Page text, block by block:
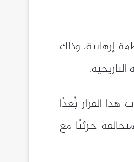
إرهابية، وذلك
القرار بُعدًا
جزئيًا مع